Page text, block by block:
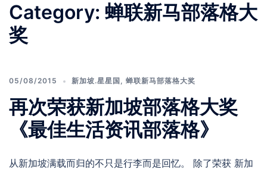
Category: 蝉联新马部落格大
奖
05/08/2015 新加坡.星星国 , 蝉联新马部落格大奖
再次荣获新加坡部落格大奖
《最佳生活资讯部落格》
从新加坡满载而归的不只是行李而是回忆。 除了荣获 新加